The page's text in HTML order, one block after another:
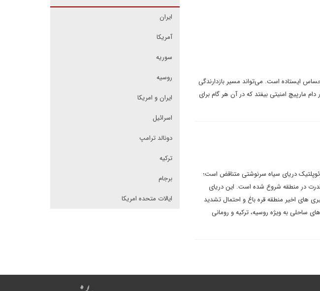
حساس ایستاده است. می‌تواند مسیر بازدارندگی
مارپیچ امنیتی بیفتد که در آن هر گام برای
دریای سیاه سرنوشتی متناقض است؛
در منطقه شروع شده است. این دریای
های اخیر منطقه قره ‌باغ و احتمال تشدید
ساحلی به ‌ویژه روسیه، ترکیه و رومانی
ایران
آمریکا
سوریه
روسیه
ایران و امریکا
اسرائیل
دونالد ترامپ
ترکیه
برجام
ایالات متحده امریکا